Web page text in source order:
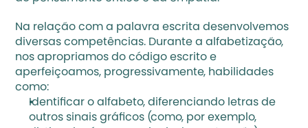
Na relação com a palavra escrita desenvolvemos
diversas competências. Durante a alfabetização,
nos apropriamos do código escrito e
aperfeiçoamos, progressivamente, habilidades
como:
Identificar o alfabeto, diferenciando letras de
outros sinais gráficos (como, por exemplo,